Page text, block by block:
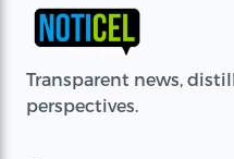
Transparent news,
perspectives.